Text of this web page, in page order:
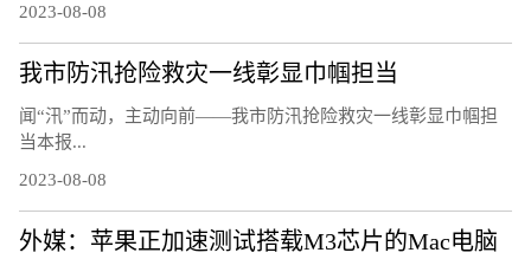
2023-08-08
我市防汛抢险救灾一线彰显巾帼担当
闻“汛”而动，主动向前——我市防汛抢险救灾一线彰显巾帼担
当本报...
2023-08-08
外媒：苹果正加速测试搭载M3芯片的Mac电脑